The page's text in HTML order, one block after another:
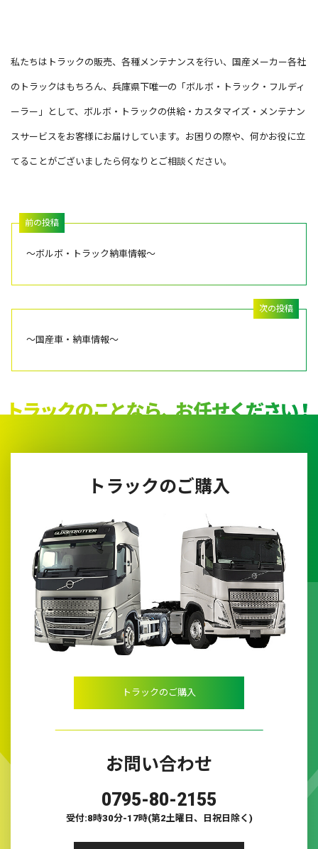
私たちはトラックの販売、各種メンテナンスを行い、国産メーカー各社
のトラックはもちろん、兵庫県下唯一の「ボルボ・トラック・フルディ
ーラー」として、ボルボ・トラックの供給・カスタマイズ・メンテナン
スサービスをお客様にお届けしています。お困りの際や、何かお役に立
てることがございましたら何なりとご相談ください。
～ボルボ・トラック納車情報～
～国産車・納車情報～
トラックのご購入
トラックのご購入
お問い合わせ
0795-80-2155
受付:8時30分-17時(第2土曜日、日祝日除く)